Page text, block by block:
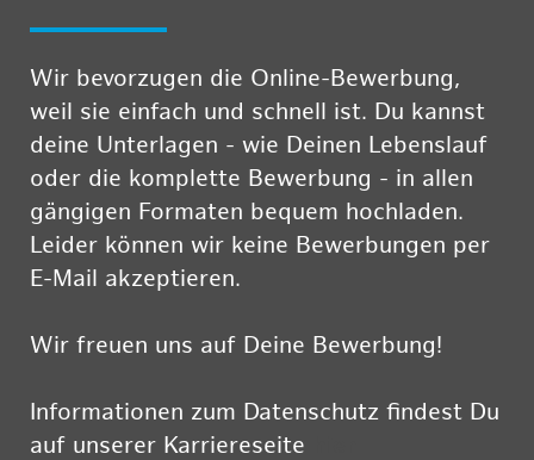
Wir bevorzugen die Online-Bewerbung,
weil sie einfach und schnell ist. Du kannst
deine Unterlagen - wie Deinen Lebenslauf
oder die komplette Bewerbung - in allen
gängigen Formaten bequem hochladen.
Leider können wir keine Bewerbungen per
E-Mail akzeptieren.
Wir freuen uns auf Deine Bewerbung!
Informationen zum Datenschutz findest Du
auf unserer Karriereseite